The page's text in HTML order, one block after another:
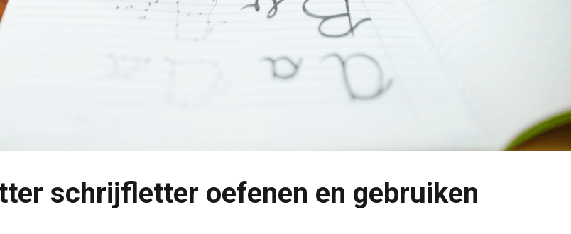
schrijfletter oefenen en gebruiken